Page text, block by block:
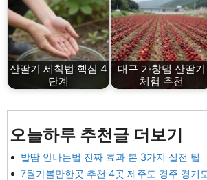
산딸기 세척법 핵심 4
단계
대구 가창댐 산딸기
체험 추천
오늘하루 추천글 더보기
발땀 안나는법 진짜 효과 본 3가지 실전 팁
7월가볼만한곳 추천 4곳 제주도 경주 경기